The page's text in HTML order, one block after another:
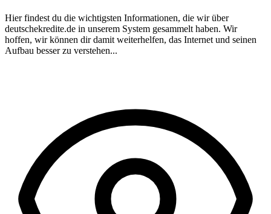
Hier findest du die wichtigsten Informationen, die wir über
deutschekredite.de in unserem System gesammelt haben. Wir
hoffen, wir können dir damit weiterhelfen, das Internet und seinen
Aufbau besser zu verstehen...